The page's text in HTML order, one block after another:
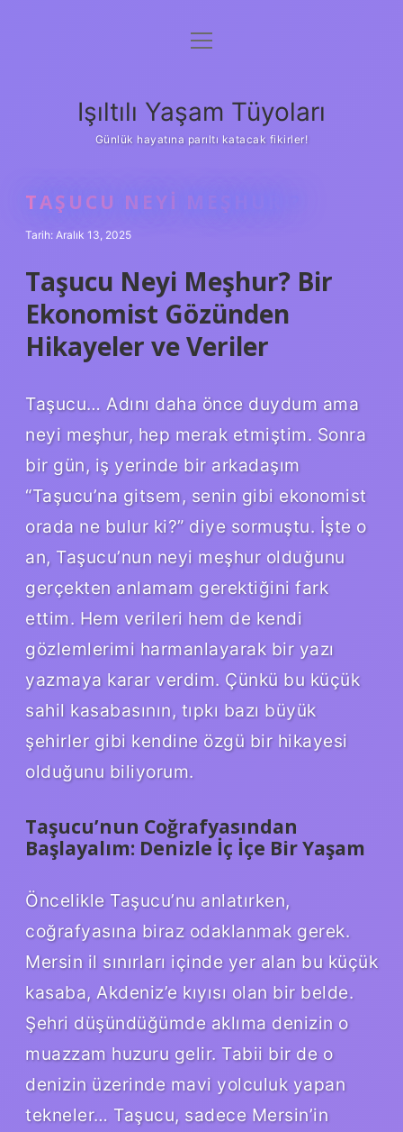
Anasayfa
Yasal Uyarı
menüyü
Işıltılı Yaşam Tüyoları
Günlük hayatına parıltı katacak fikirler!
TAŞUCU NEYI MEŞHUR ?
Tarih: Aralık 13, 2025
Taşucu Neyi Meşhur? Bir
Ekonomist Gözünden
Hikayeler ve Veriler
Taşucu… Adını daha önce duydum ama
neyi meşhur, hep merak etmiştim. Sonra
bir gün, iş yerinde bir arkadaşım
“Taşucu’na gitsem, senin gibi ekonomist
orada ne bulur ki?” diye sormuştu. İşte o
an, Taşucu’nun neyi meşhur olduğunu
gerçekten anlamam gerektiğini fark
ettim. Hem verileri hem de kendi
gözlemlerimi harmanlayarak bir yazı
yazmaya karar verdim. Çünkü bu küçük
sahil kasabasının, tıpkı bazı büyük
şehirler gibi kendine özgü bir hikayesi
olduğunu biliyorum.
Taşucu’nun Coğrafyasından
Başlayalım: Denizle İç İçe Bir Yaşam
Öncelikle Taşucu’nu anlatırken,
coğrafyasına biraz odaklanmak gerek.
Mersin il sınırları içinde yer alan bu küçük
kasaba, Akdeniz’e kıyısı olan bir belde.
Şehri düşündüğümde aklıma denizin o
muazzam huzuru gelir. Tabii bir de o
denizin üzerinde mavi yolculuk yapan
tekneler… Taşucu, sadece Mersin’in